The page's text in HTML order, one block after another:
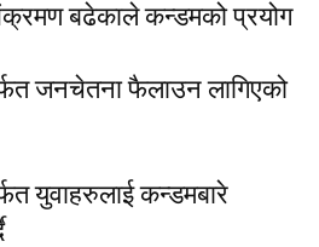
बढेकाले कन्डमको प्रयोग
जनचेतना फैलाउन लागिएको
युवाहरुलाई कन्डमबारे